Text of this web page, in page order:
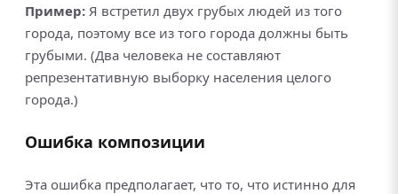
Пример: Я встретил двух грубых людей из того
города, поэтому все из того города должны быть
грубыми. (Два человека не составляют
репрезентативную выборку населения целого
города.)
Ошибка композиции
Эта ошибка предполагает, что то, что истинно для